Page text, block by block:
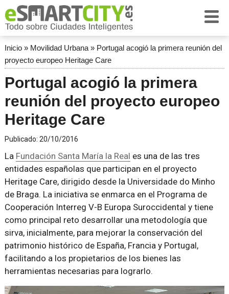
Inicio» Movilidad Urbana» Portugal acogió la primera reunión del
proyecto europeo Heritage Care
Portugal acogió la primera
reunión del proyecto europeo
Heritage Care
Publicado: 20/10/2016
La Fundación Santa María la Real es una de las tres
entidades españolas que participan en el proyecto
Heritage Care, dirigido desde la Universidade do Minho
de Braga. La iniciativa se enmarca en el Programa de
Cooperación Interreg V-B Europa Suroccidental y tiene
como principal reto desarrollar una metodología que
sirva, inicialmente, para mejorar la conservación del
patrimonio histórico de España, Francia y Portugal,
facilitando a los propietarios de los bienes las
herramientas necesarias para lograrlo.